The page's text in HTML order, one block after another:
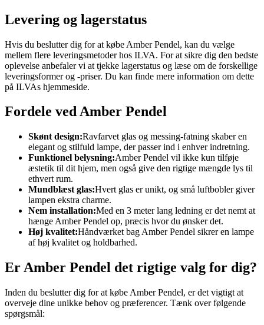
Levering og lagerstatus
Hvis du beslutter dig for at købe Amber Pendel, kan du vælge
mellem flere leveringsmetoder hos ILVA. For at sikre dig den bedste
oplevelse anbefaler vi at tjekke lagerstatus og læse om de forskellige
leveringsformer og -priser. Du kan finde mere information om dette
på ILVAs hjemmeside.
Fordele ved Amber Pendel
Skønt design:Ravfarvet glas og messing-fatning skaber en
elegant og stilfuld lampe, der passer ind i enhver indretning.
Funktionel belysning:Amber Pendel vil ikke kun tilføje
æstetik til dit hjem, men også give den rigtige mængde lys til
ethvert rum.
Mundblæst glas:Hvert glas er unikt, og små luftbobler giver
lampen ekstra charme.
Nem installation:Med en 3 meter lang ledning er det nemt at
hænge Amber Pendel op, præcis hvor du ønsker det.
Høj kvalitet:Håndværket bag Amber Pendel sikrer en lampe
af høj kvalitet og holdbarhed.
Er Amber Pendel det rigtige valg for dig?
Inden du beslutter dig for at købe Amber Pendel, er det vigtigt at
overveje dine unikke behov og præferencer. Tænk over følgende
spørgsmål: